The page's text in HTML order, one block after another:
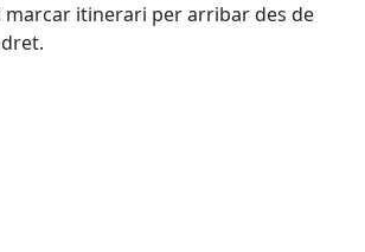
marcar itinerari per arribar des de